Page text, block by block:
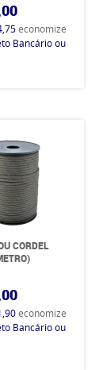
economize
Bancário ou
CORDEL
economize
Bancário ou